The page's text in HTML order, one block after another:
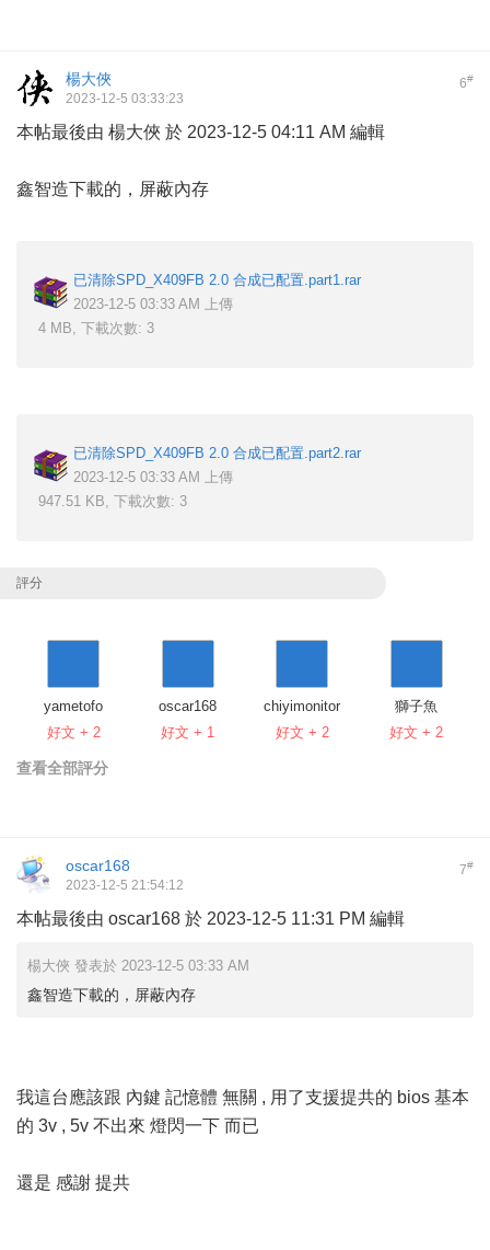
6#
楊大俠
2023-12-5 03:33:23
本帖最後由 楊大俠 於 2023-12-5 04:11 AM 編輯
鑫智造下載的，屏蔽內存
已清除SPD_X409FB 2.0 合成已配置.part1.rar
2023-12-5 03:33 AM 上傳
4 MB, 下載次數: 3
已清除SPD_X409FB 2.0 合成已配置.part2.rar
2023-12-5 03:33 AM 上傳
947.51 KB, 下載次數: 3
評分
yametofo
好文 + 2
oscar168
好文 + 1
chiyimonitor
好文 + 2
獅子魚
好文 + 2
查看全部評分
7#
oscar168
2023-12-5 21:54:12
本帖最後由 oscar168 於 2023-12-5 11:31 PM 編輯
楊大俠 發表於 2023-12-5 03:33 AM
鑫智造下載的，屏蔽內存
我這台應該跟 內鍵 記憶體 無關 , 用了支援提共的 bios 基本
的 3v , 5v 不出來 燈閃一下 而已
還是 感謝 提共